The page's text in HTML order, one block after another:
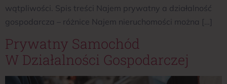
wątpliwości. Spis treści Najem prywatny a działalność
gospodarcza – różnice Najem nieruchomości można […]
Prywatny Samochód
W Działalności Gospodarczej